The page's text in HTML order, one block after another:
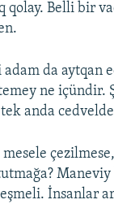
qolay. Belli bir
adam da aytqan
ne içündir.
anda
mesele
Maneviy
İnsanlar